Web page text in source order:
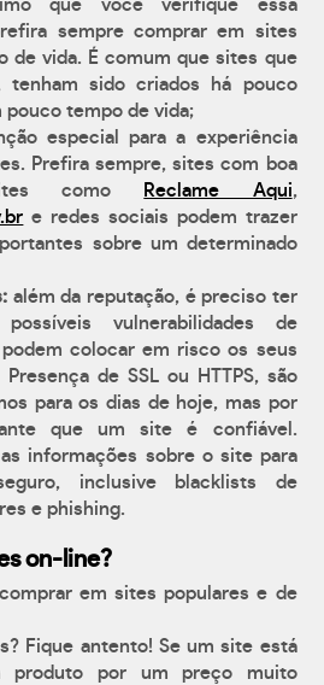
que você verifique essa
sempre comprar em sites
de vida. É comum que sites que
tenham sido criados há pouco
pouco tempo de vida;
especial para a experiência
Prefira sempre, sites com boa
como
Reclame Aqui,
e redes sociais podem trazer
sobre um determinado
além da reputação, é preciso ter
vulnerabilidades de
colocar em risco os seus
de SSL ou HTTPS, são
para os dias de hoje, mas por
que um site é confiável.
informações sobre o site para
inclusive blacklists de
e phishing.
on-line?
em sites populares e de
Fique antento! Se um site está
produto por um preço muito